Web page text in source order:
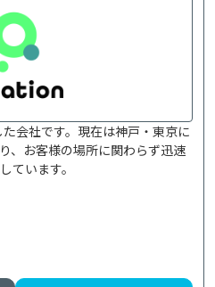
会社です。現在は神戸・東京に
、お客様の場所に関わらず迅速
ています。